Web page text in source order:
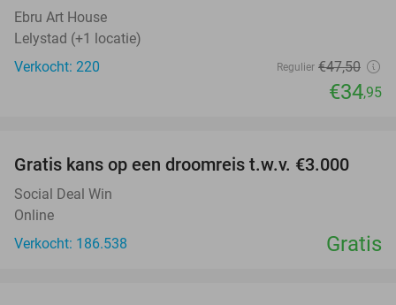
Ebru Art House
Lelystad (+1 locatie)
Verkocht: 220
Regulier €47,50
€34,95
Gratis kans op een droomreis t.w.v. €3.000
Social Deal Win
Online
Verkocht: 186.538
Gratis